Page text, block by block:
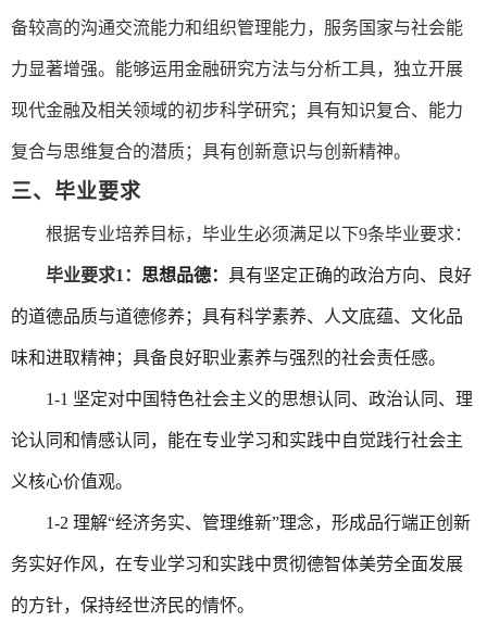
备较高的沟通交流能力和组织管理能力，服务国家与社会能
力显著增强。能够运用金融研究方法与分析工具，独立开展
现代金融及相关领域的初步科学研究；具有知识复合、能力
复合与思维复合的潜质；具有创新意识与创新精神。
三、毕业要求
根据专业培养目标，毕业生必须满足以下9条毕业要求：
毕业要求1： 思想品德： 具有坚定正确的政治方向、良好
的道德品质与道德修养；具有科学素养、人文底蕴、文化品
味和进取精神；具备良好职业素养与强烈的社会责任感。
1-1 坚定对中国特色社会主义的思想认同、政治认同、理
论认同和情感认同，能在专业学习和实践中自觉践行社会主
义核心价值观。
1-2 理解“经济务实、管理维新”理念，形成品行端正创新
务实好作风，在专业学习和实践中贯彻德智体美劳全面发展
的方针，保持经世济民的情怀。